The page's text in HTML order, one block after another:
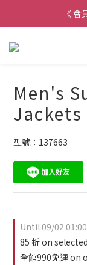
《
Men's
Jackets
型號：137663
Until09/02 01:00
85 折 on
全館990免運 on